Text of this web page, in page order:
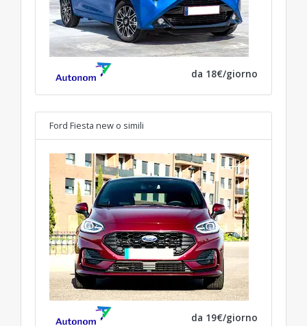
da 18€/giorno
Ford Fiesta new o simili
da 19€/giorno